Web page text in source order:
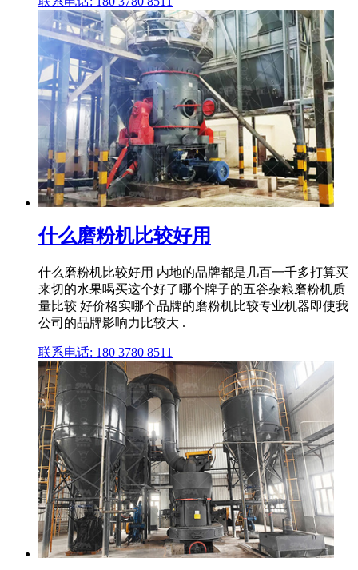
什么磨粉机比较好用
什么磨粉机比较好用 内地的品牌都是几百一千多打算买
来切的水果喝买这个好了哪个牌子的五谷杂粮磨粉机质
量比较 好价格实哪个品牌的磨粉机比较专业机器即使我
公司的品牌影响力比较大 .
联系电话: 180 3780 8511